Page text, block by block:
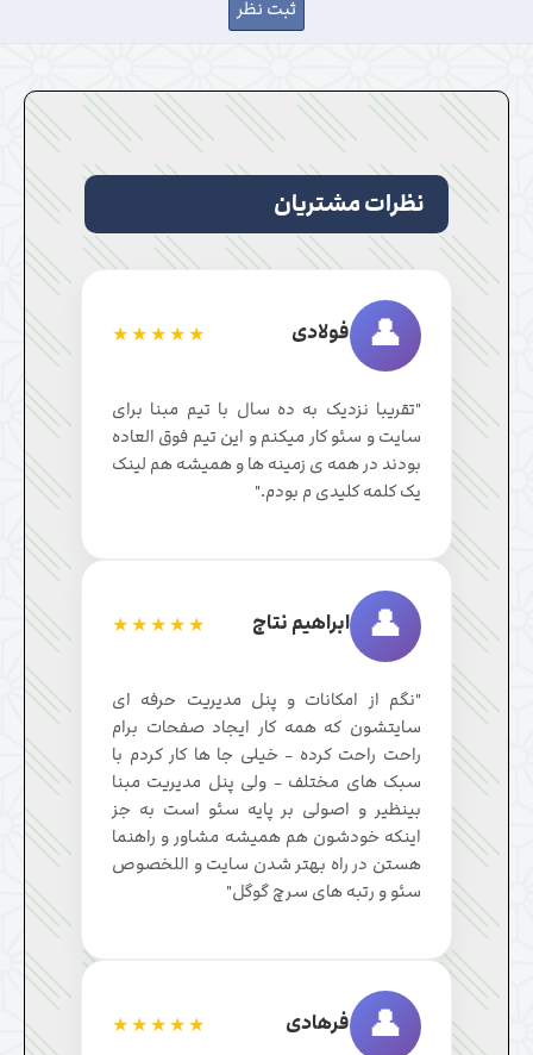
نظرات مشتریان
👤 فولادی ★★★★★
"تقریبا نزدیک به ده سال با تیم مبنا برای
سایت و سئو کار میکنم و این تیم فوق العاده
بودند در همه ی زمینه ها و همیشه هم لینک
یک کلمه کلیدی م بودم."
👤 ابراهیم نتاج ★★★★★
"نگم از امکانات و پنل مدیریت حرفه ای
سایتشون که همه کار ایجاد صفحات برام
راحت راحت کرده - خیلی جا ها کار کردم با
سبک های مختلف - ولی پنل مدیریت مبنا
بینظیر و اصولی بر پایه سئو است به جز
اینکه خودشون هم همیشه مشاور و راهنما
هستن در راه بهتر شدن سایت و اللخصوص
سئو و رتبه های سرچ گوگل"
👤 فرهادی ★★★★★